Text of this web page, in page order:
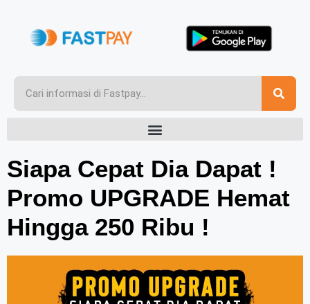
Siapa Cepat Dia Dapat !
Promo UPGRADE Hemat
Hingga 250 Ribu !